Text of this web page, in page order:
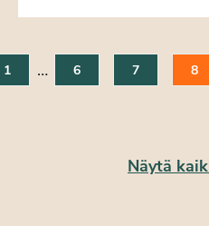
1 … 6 7 8
Näytä